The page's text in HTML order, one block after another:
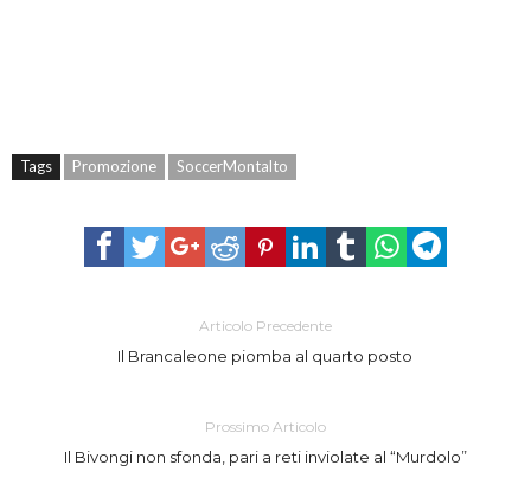
Tags Promozione SoccerMontalto
Articolo Precedente
Il Brancaleone piomba al quarto posto
Prossimo Articolo
Il Bivongi non sfonda, pari a reti inviolate al “Murdolo”